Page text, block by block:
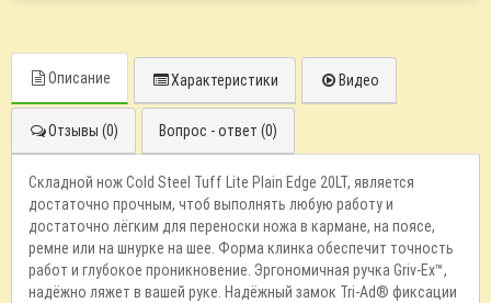
Описание Характеристики Видео
Отзывы (0) Вопрос - ответ (0)
Складной нож Cold Steel Tuff Lite Plain Edge 20LT, является
достаточно прочным, чтоб выполнять любую работу и
достаточно лёгким для переноски ножа в кармане, на поясе,
ремне или на шнурке на шее. Форма клинка обеспечит точность
работ и глубокое проникновение. Эргономичная ручка Griv-Ex™,
надёжно ляжет в вашей руке. Надёжный замок Tri-Ad® фиксации